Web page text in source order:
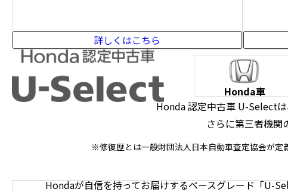
詳しくはこちら
Honda車
Honda 認定中古車 U-Select
さらに第三者機関
※修復歴とは一般財団法人日本自動車査定協会が定
Hondaが自信を持ってお届けするベースグレード「U-